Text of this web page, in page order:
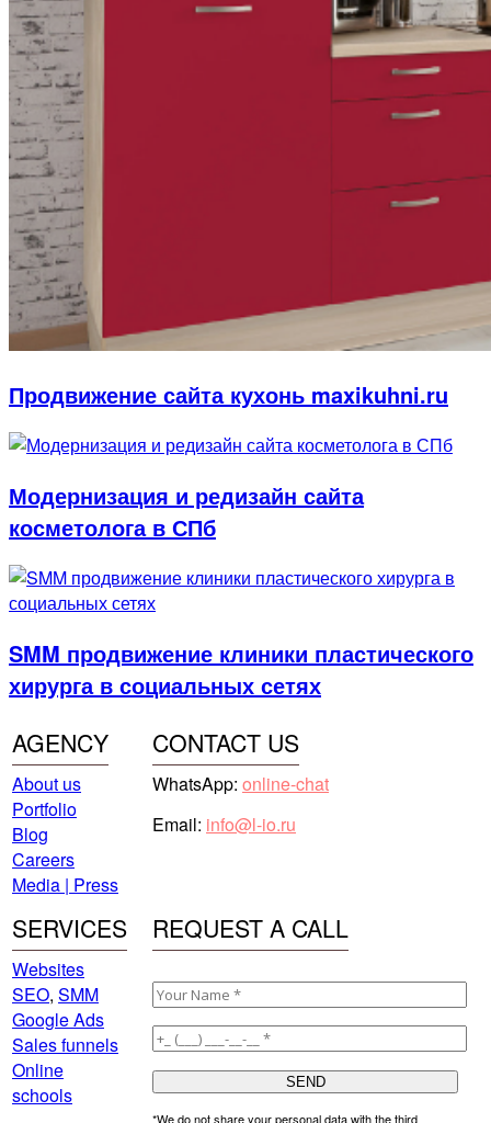
Продвижение сайта кухонь maxikuhni.ru
Модернизация и редизайн сайта
косметолога в СПб
SMM продвижение клиники пластического
хирурга в социальных сетях
AGENCY CONTACT US
About us
Portfolio
Blog
Careers
Media | Press
WhatsApp: online-chat
Email: info@l-io.ru
SERVICES REQUEST A CALL
Websites
SEO, SMM
Google Ads
Sales funnels
Online
schools
*We do not share your personal data with the third